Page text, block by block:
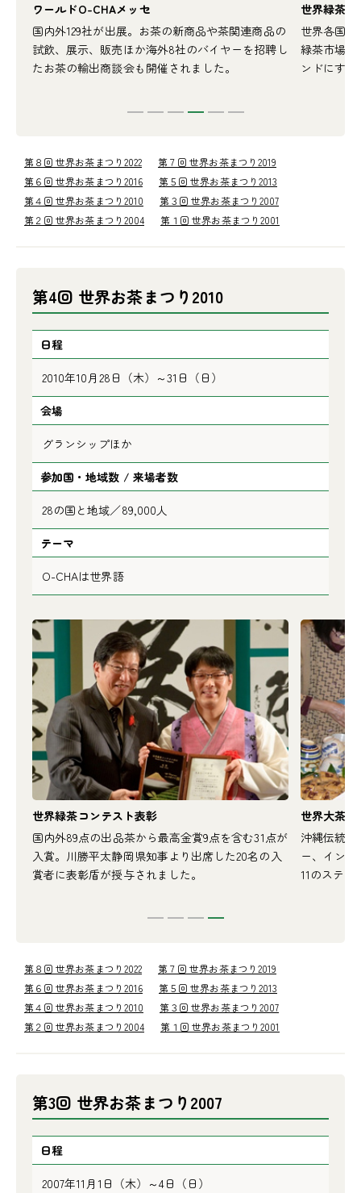
ワールドO-CHAメッセ
国内外129社が出展。お茶の新商品や茶関連商品の
試飲、展示、販売ほか海外8社のバイヤーを招聘し
たお茶の輸出商談会も開催されました。
世界緑茶会
世界各国
緑茶市場
ンドにす
第８回 世界お茶まつり2022
第７回 世界お茶まつり2019
第６回 世界お茶まつり2016
第５回 世界お茶まつり2013
第４回 世界お茶まつり2010
第３回 世界お茶まつり2007
第２回 世界お茶まつり2004
第１回 世界お茶まつり2001
第4回 世界お茶まつり2010
日程
2010年10月28日（木）～31日（日）
会場
グランシップほか
参加国・地域数 / 来場者数
28の国と地域／89,000人
テーマ
O-CHAは世界語
世界緑茶コンテスト表彰
国内外89点の出品茶から最高金賞9点を含む31点が
入賞。川勝平太静岡県知事より出席した20名の入
賞者に表彰盾が授与されました。
世界大茶会
沖縄伝統
ー、イン
11のステ
第８回 世界お茶まつり2022
第７回 世界お茶まつり2019
第６回 世界お茶まつり2016
第５回 世界お茶まつり2013
第４回 世界お茶まつり2010
第３回 世界お茶まつり2007
第２回 世界お茶まつり2004
第１回 世界お茶まつり2001
第3回 世界お茶まつり2007
日程
2007年11月1日（木）～4日（日）